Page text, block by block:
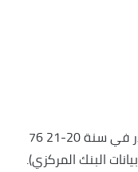
بلغ إجمالي الدولار الآتي من هذه المصادر في سنة 20-21 76